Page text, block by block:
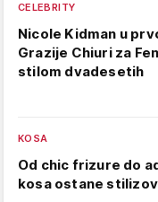
CELEBRITY
Nicole Kidman u
Grazije Chiuri za
stilom dvadesetih
KOSA
Od chic frizure do
kosa ostane